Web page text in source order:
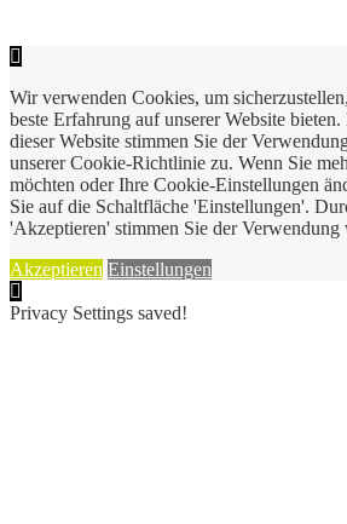
Wir verwenden Cookies, um
beste Erfahrung auf unserer Website
dieser Website stimmen Sie der
unserer Cookie-Richtlinie zu. Wenn Sie
möchten oder Ihre Cookie-Einstellungen
Sie auf die Schaltfläche 'Einstellungen'.
'Akzeptieren' stimmen Sie der Verwendung
Akzeptieren Einstellungen
Privacy Settings saved!